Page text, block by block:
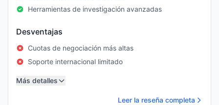
Herramientas de investigación avanzadas
Desventajas
Cuotas de negociación más altas
Soporte internacional limitado
Más detalles
Leer la reseña completa